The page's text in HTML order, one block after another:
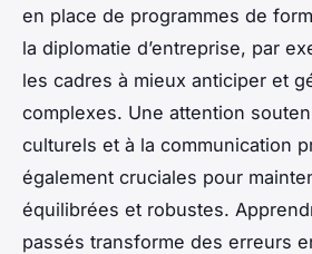
en place de programmes de
la diplomatie d’entreprise, par
les cadres à mieux anticiper et
complexes. Une attention
culturels et à la communication
également cruciales pour
équilibrées et robustes.
passés transforme des erreurs